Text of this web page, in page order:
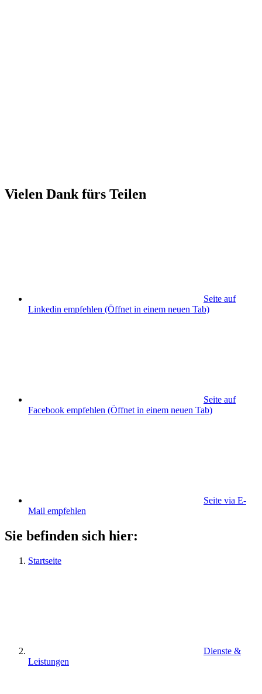
Vielen Dank fürs Teilen
Seite auf
Linkedin empfehlen (Öffnet in einem neuen Tab)
Seite auf
Facebook empfehlen (Öffnet in einem neuen Tab)
Seite via E-
Mail empfehlen
Sie befinden sich hier:
Startseite
Dienste &
Leistungen